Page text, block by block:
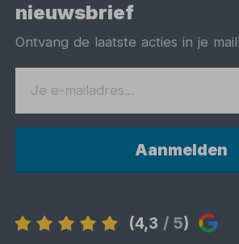
nieuwsbrief
Ontvang de laatste acties in je
Aanmelden
(4,3 / 5)